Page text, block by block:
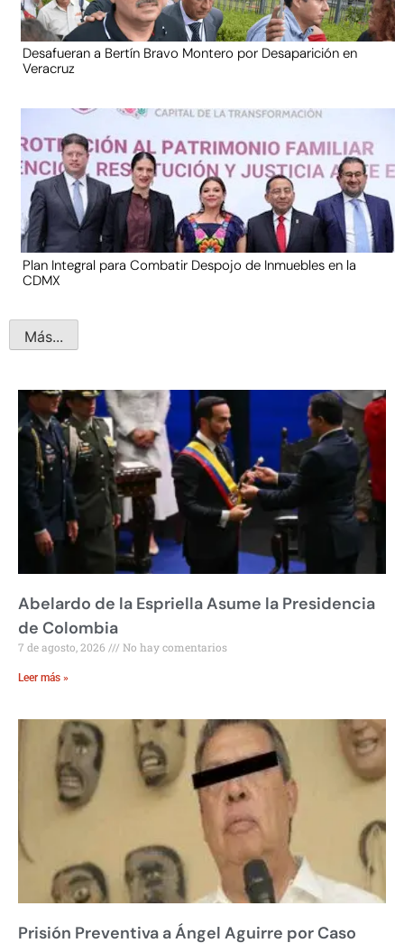
Desafueran a Bertín Bravo Montero por Desaparición en
Veracruz
Plan Integral para Combatir Despojo de Inmuebles en la
CDMX
Más...
Abelardo de la Espriella Asume la Presidencia
de Colombia
7 de agosto, 2026 No hay comentarios
Leer más »
Prisión Preventiva a Ángel Aguirre por Caso